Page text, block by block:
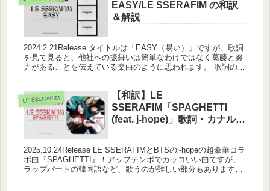
EASY/LE SSERAFIM の和訳
＆解説
2024.2.21Release タイトルは「EASY（易い）」ですが、歌詞
を見て見ると、他社への振舞いは簡単なわけではなく葛藤と努
力があることを伝えている楽曲のように思われます。 歌詞の中
LE SSERAFIM
【和訳】LE
SSERAFIM「SPAGHETTI
(feat. j-hope)」歌詞・カナルビ
2025.10.24Release LE SSERAFIMとBTSのj-hopeの超豪華コラ
ボ曲『SPAGHETTI』！アップテンポでカッコいい曲ですが、
ラップパートの韓国語など、歌うのが難しい部分もありますよ